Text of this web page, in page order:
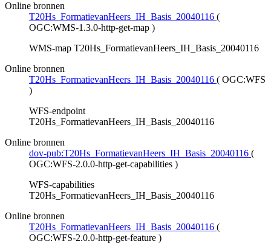
Online bronnen
T20Hs_FormatievanHeers_IH_Basis_20040116 (
OGC:WMS-1.3.0-http-get-map )
WMS-map T20Hs_FormatievanHeers_IH_Basis_20040116
Online bronnen
T20Hs_FormatievanHeers_IH_Basis_20040116 ( OGC:WFS
)
WFS-endpoint
T20Hs_FormatievanHeers_IH_Basis_20040116
Online bronnen
dov-pub:T20Hs_FormatievanHeers_IH_Basis_20040116 (
OGC:WFS-2.0.0-http-get-capabilities )
WFS-capabilities
T20Hs_FormatievanHeers_IH_Basis_20040116
Online bronnen
T20Hs_FormatievanHeers_IH_Basis_20040116 (
OGC:WFS-2.0.0-http-get-feature )